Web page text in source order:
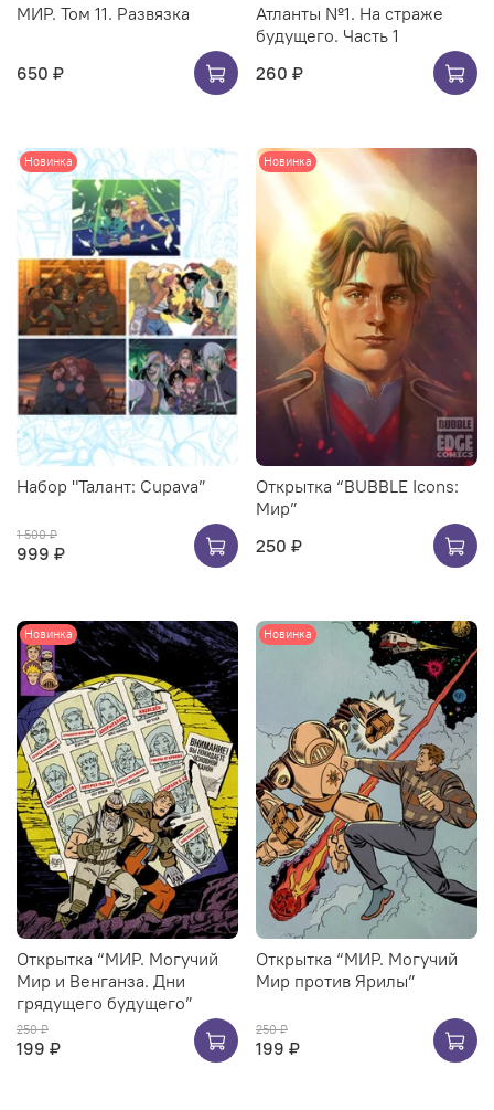
МИР. Том 11. Развязка
650 ₽
Атланты №1. На страже
будущего. Часть 1
260 ₽
Новинка
Набор "Талант: Cupava”
1 500 ₽
999 ₽
Новинка
Открытка “BUBBLE Icons:
Мир”
250 ₽
Новинка
Открытка “МИР. Могучий
Мир и Венганза. Дни
грядущего будущего”
250 ₽
199 ₽
Новинка
Открытка “МИР. Могучий
Мир против Ярилы”
250 ₽
199 ₽